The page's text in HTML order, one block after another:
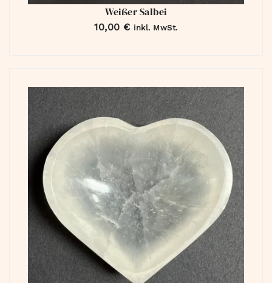
Weißer Salbei
10,00 € inkl. MwSt.